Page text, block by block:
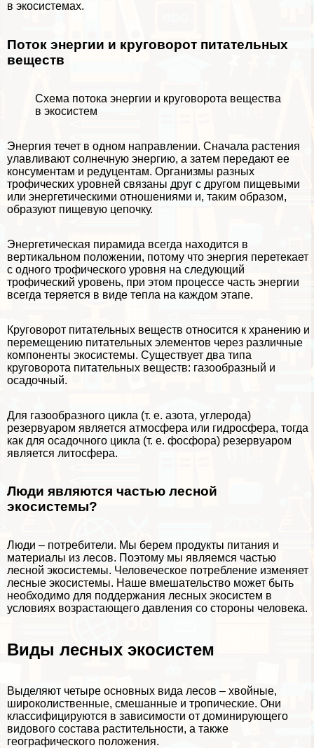
в экосистемах.
Поток энергии и круговорот питательных
веществ
Схема потока энергии и круговорота вещества
в экосистем
Энергия течет в одном направлении. Сначала растения
улавливают солнечную энергию, а затем передают ее
консументам и редуцентам. Организмы разных
трофических уровней связаны друг с другом пищевыми
или энергетическими отношениями и, таким образом,
образуют пищевую цепочку.
Энергетическая пирамида всегда находится в
вертикальном положении, потому что энергия перетекает
с одного трофического уровня на следующий
трофический уровень, при этом процессе часть энергии
всегда теряется в виде тепла на каждом этапе.
Круговорот питательных веществ относится к хранению и
перемещению питательных элементов через различные
компоненты экосистемы. Существует два типа
круговорота питательных веществ: газообразный и
осадочный.
Для газообразного цикла (т. е. азота, углерода)
резервуаром является атмосфера или гидросфера, тогда
как для осадочного цикла (т. е. фосфора) резервуаром
является литосфера.
Люди являются частью лесной
экосистемы?
Люди – потребители. Мы берем продукты питания и
материалы из лесов. Поэтому мы являемся частью
лесной экосистемы. Человеческое потрeбление изменяет
лесные экосистемы. Наше вмешательство может быть
необходимо для поддержания лесных экосистем в
условиях возрастающего давления со стороны человека.
Виды лесных экосистем
Выделяют четыре основных вида лесов – хвойные,
широколиственные, смешанные и тропические. Они
классифицируются в зависимости от доминирующего
видового состава растительности, а также
географического положения.